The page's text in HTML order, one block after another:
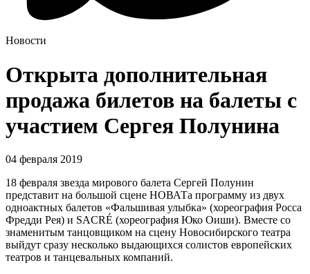
Новости
Открыта дополнительная
продажа билетов на балеты с
участием Сергея Полунина
04 февраля 2019
18 февраля звезда мирового балета Сергей Полунин
представит на большой сцене НОВАТа программу из двух
одноактных балетов «Фальшивая улыбка» (хореография Росса
Фредди Рея) и SACRÉ (хореография Юко Оиши). Вместе со
знаменитым танцовщиком на сцену Новосибирского театра
выйдут сразу несколько выдающихся солистов европейских
театров и танцевальных компаний.